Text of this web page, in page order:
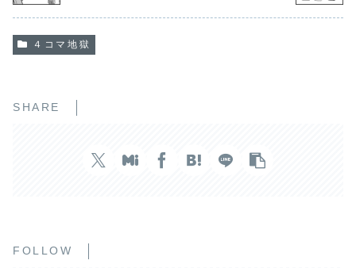
４コマ地獄
SHARE
FOLLOW